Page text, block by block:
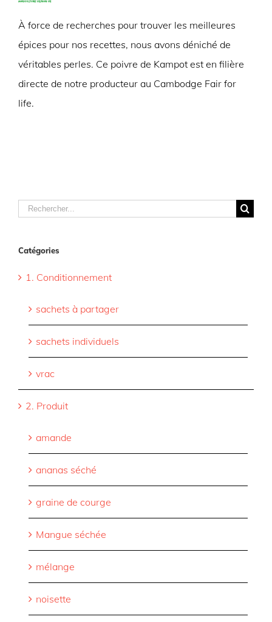
À force de recherches pour trouver les meilleures
épices pour nos recettes, nous avons déniché de
véritables perles. Ce poivre de Kampot est en filière
directe de notre producteur au Cambodge Fair for
life.
Rechercher
Catégories
1. Conditionnement
sachets à partager
sachets individuels
vrac
2. Produit
amande
ananas séché
graine de courge
Mangue séchée
mélange
noisette